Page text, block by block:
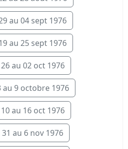
au 04 sept 1976
au 25 sept 1976
au 02 oct 1976
au 9 octobre 1976
au 16 oct 1976
31 au 6 nov 1976